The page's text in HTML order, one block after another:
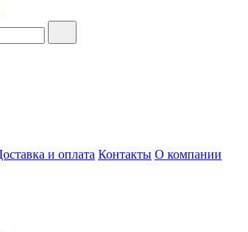
и оплата Контакты О компании